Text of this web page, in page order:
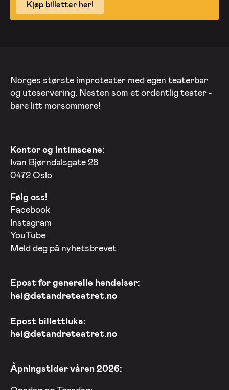
Kjøp billetter her!
Norges største improteater med egen teaterbar
og uteservering. Nesten som et ordentlig teater -
bare litt morsommere!
Kontor og Intimscene:
Ivan Bjørndalsgate 28
0472 Oslo
Følg oss!
Facebook
Instagram
YouTube
Meld deg på nyhetsbrevet
Epost for generelle hendelser:
hei@detandreteatret.no
Epost billettluka:
hei@detandreteatret.no
Åpningstider våren 2026: